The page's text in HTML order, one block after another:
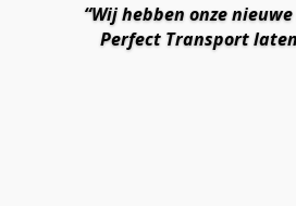
“Wij hebben onze
Perfect Transport